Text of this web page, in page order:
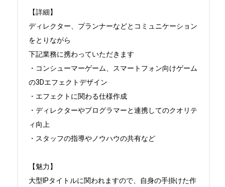
【詳細】
ディレクター、プランナーなどとコミュニケーション
をとりながら
下記業務に携わっていただきます
・コンシューマーゲーム、スマートフォン向けゲーム
の3Dエフェクトデザイン
・エフェクトに関わる仕様作成
・ディレクターやプログラマーと連携してのクオリテ
ィ向上
・スタッフの指導やノウハウの共有など
【魅力】
大型IPタイトルに関われますので、自身の手掛けた作